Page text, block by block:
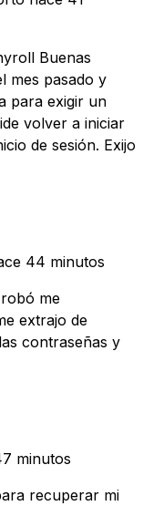
Buenas
mes pasado y
para exigir un
volver a iniciar
de sesión. Exijo
44 minutos
me
extrajo de
contraseñas y
minutos
recuperar mi